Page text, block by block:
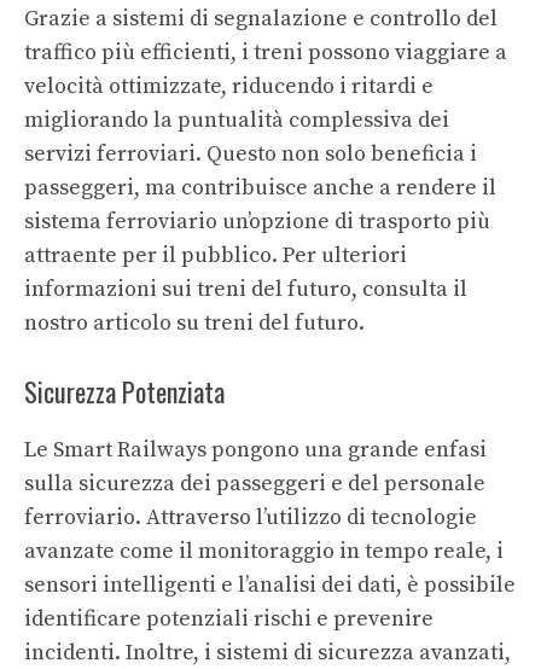
Grazie a sistemi di segnalazione e controllo del
traffico più efficienti, i treni possono viaggiare a
velocità ottimizzate, riducendo i ritardi e
migliorando la puntualità complessiva dei
servizi ferroviari. Questo non solo beneficia i
passeggeri, ma contribuisce anche a rendere il
sistema ferroviario un’opzione di trasporto più
attraente per il pubblico. Per ulteriori
informazioni sui treni del futuro, consulta il
nostro articolo su treni del futuro.
Sicurezza Potenziata
Le Smart Railways pongono una grande enfasi
sulla sicurezza dei passeggeri e del personale
ferroviario. Attraverso l’utilizzo di tecnologie
avanzate come il monitoraggio in tempo reale, i
sensori intelligenti e l’analisi dei dati, è possibile
identificare potenziali rischi e prevenire
incidenti. Inoltre, i sistemi di sicurezza avanzati,